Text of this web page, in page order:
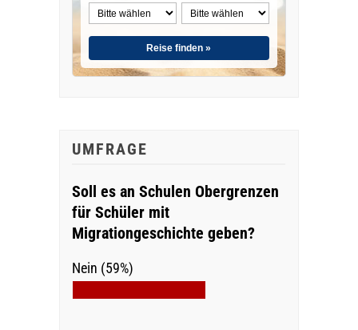
Reise finden »
UMFRAGE
Soll es an Schulen Obergrenzen
für Schüler mit
Migrationgeschichte geben?
Nein (59%)